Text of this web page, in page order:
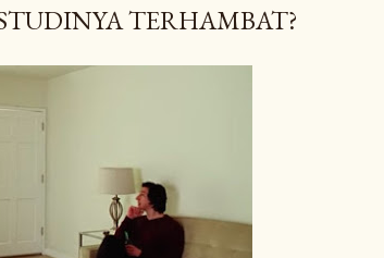
TERHAMBAT?